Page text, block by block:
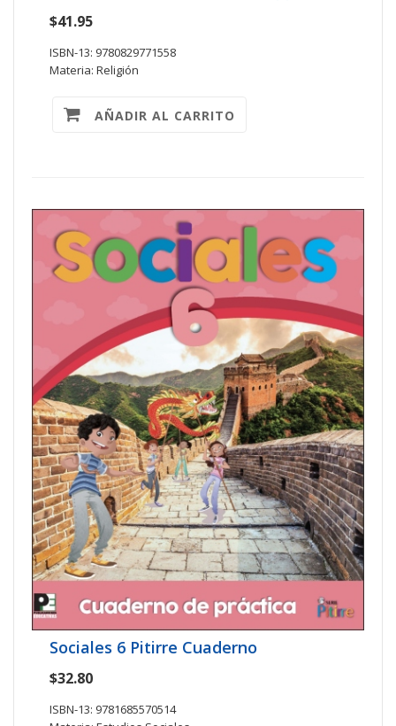
$41.95
ISBN-13: 9780829771558
Materia: Religión
AÑADIR AL CARRITO
Sociales 6 Pitirre Cuaderno
$32.80
ISBN-13: 9781685570514